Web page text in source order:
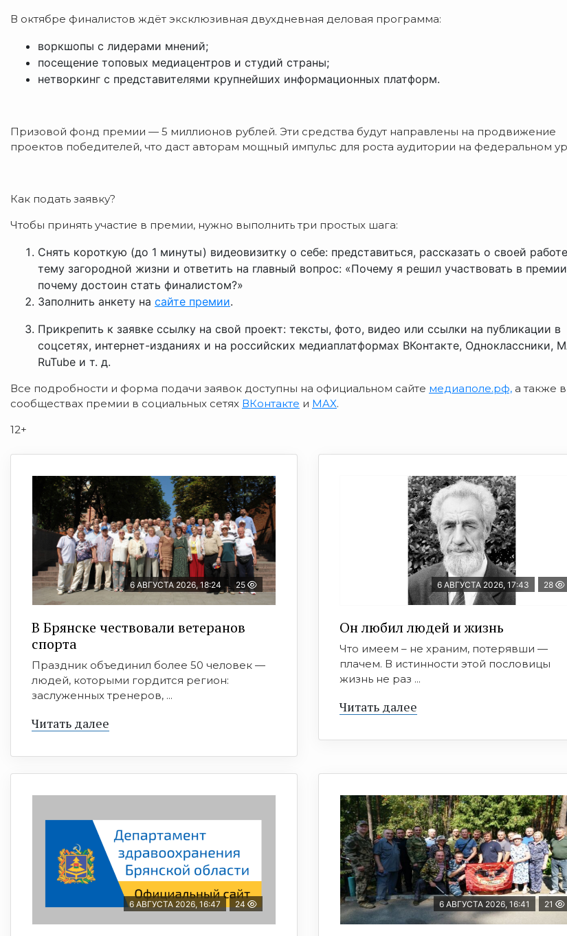
В октябре финалистов ждёт эксклюзивная двухдневная деловая программа:
воркшопы с лидерами мнений;
посещение топовых медиацентров и студий страны;
нетворкинг с представителями крупнейших информационных платформ.
Призовой фонд премии — 5 миллионов рублей. Эти средства будут направлены на продвижение
проектов победителей, что даст авторам мощный импульс для роста аудитории на федеральном
Как подать заявку?
Чтобы принять участие в премии, нужно выполнить три простых шага:
Снять короткую (до 1 минуты) видеовизитку о себе: представиться, рассказать о своей
тему загородной жизни и ответить на главный вопрос: «Почему я решил участвовать в
почему достоин стать финалистом?»
Заполнить анкету на сайте премии.
Прикрепить к заявке ссылку на свой проект: тексты, фото, видео или ссылки на публикации в
соцсетях, интернет-изданиях и на российских медиаплатформах ВКонтакте, Одноклассники,
RuTube и т. д.
Все подробности и форма подачи заявок доступны на официальном сайте медиаполе.рф, а также в
сообществах премии в социальных сетях ВКонтакте и MAX.
12+
6 АВГУСТА 2026, 18:24 25
В Брянске чествовали ветеранов
спорта
Праздник объединил более 50 человек —
людей, которыми гордится регион:
заслуженных тренеров, ...
Читать далее
6 АВГУСТА 2026, 17:43 28
Он любил людей и жизнь
Что имеем – не храним, потерявши —
плачем. В истинности этой пословицы
жизнь не раз ...
Читать далее
6 АВГУСТА 2026, 16:47 24 6 АВГУСТА 2026, 16:41 21